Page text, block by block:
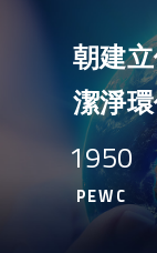
朝建
潔淨
1950
PEWC